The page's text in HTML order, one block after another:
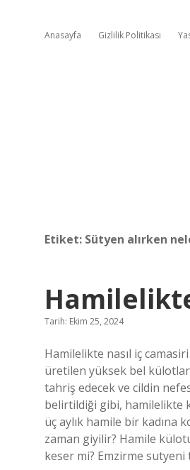
Anasayfa Gizlilik Politikası
Etiket: Sütyen alırken
Tarih: Ekim 25, 2024
Hamilelikte nasıl iç
üretilen yüksek bel
tahriş edecek ve cildin
belirtildiği gibi, hamilelikte
üç aylık hamile bir
zaman giyilir? Hamile
keser mi? Emzirme